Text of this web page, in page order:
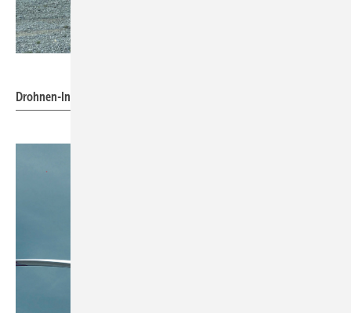
Drohnen-Inspektion von Rotorblattzustand und Blitzschutz